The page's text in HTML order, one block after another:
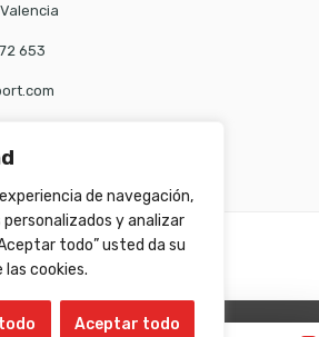
de navegación,
y analizar
todo” usted da su
cookies.
Aceptar todo
653